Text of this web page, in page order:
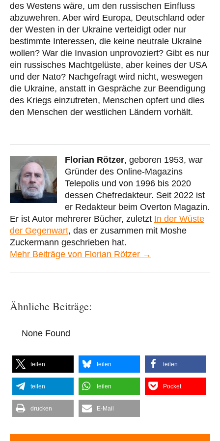
des Westens wäre, um den russischen Einfluss
abzuwehren. Aber wird Europa, Deutschland oder
der Westen in der Ukraine verteidigt oder nur
bestimmte Interessen, die keine neutrale Ukraine
wollen? War die Invasion unprovoziert? Gibt es nur
ein russisches Machtgelüste, aber keines der USA
und der Nato? Nachgefragt wird nicht, weswegen
die Ukraine, anstatt in Gespräche zur Beendigung
des Kriegs einzutreten, Menschen opfert und dies
den Menschen der westlichen Ländern vorhält.
Florian Rötzer, geboren 1953, war
Gründer des Online-Magazins
Telepolis und von 1996 bis 2020
dessen Chefredakteur. Seit 2022 ist
er Redakteur beim Overton Magazin.
Er ist Autor mehrerer Bücher, zuletzt In der Wüste
der Gegenwart, das er zusammen mit Moshe
Zuckermann geschrieben hat.
Mehr Beiträge von Florian Rötzer →
Ähnliche Beiträge:
None Found
teilen teilen teilen
teilen teilen Pocket
drucken E-Mail